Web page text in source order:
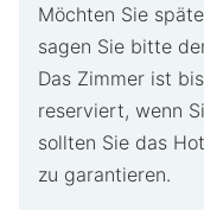
Möchten Sie
sagen Sie bitte
Das Zimmer ist
reserviert, wenn
sollten Sie das
zu garantieren.